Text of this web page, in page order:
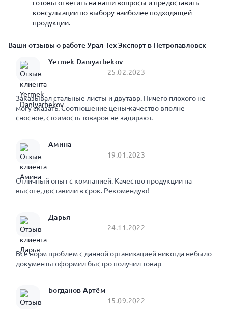
готовы ответить на ваши вопросы и предоставить
консультации по выбору наиболее подходящей
продукции.
Ваши отзывы о работе Урал Тех Экспорт в Петропавловск
Yermek Daniyarbekov
25.02.2023
Заказывал стальные листы и двутавр. Ничего плохого не
могу сказать. Соотношение цены-качество вполне
сносное, стоимость товаров не задирают.
Амина
19.01.2023
Отличный опыт с компанией. Качество продукции на
высоте, доставили в срок. Рекомендую!
Дарья
24.11.2022
Все норм проблем с данной организацией никогда небыло
документы оформил быстро получил товар
Богданов Артём
15.09.2022